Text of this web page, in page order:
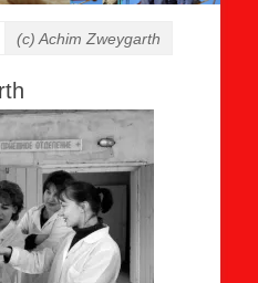
(c) Achim Zweygarth